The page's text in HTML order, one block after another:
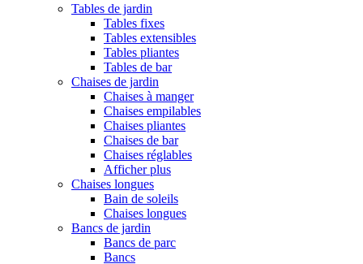
Tables de jardin
Tables fixes
Tables extensibles
Tables pliantes
Tables de bar
Chaises de jardin
Chaises à manger
Chaises empilables
Chaises pliantes
Chaises de bar
Chaises réglables
Afficher plus
Chaises longues
Bain de soleils
Chaises longues
Bancs de jardin
Bancs de parc
Bancs